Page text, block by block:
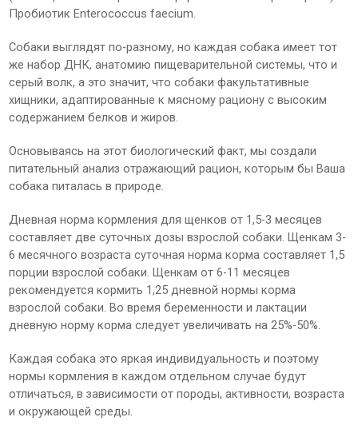
Пробиотик Enterococcus faecium.
Собаки выглядят по-разному, но каждая собака имеет тот
же набор ДНК, анатомию пищеварительной системы, что и
серый волк, а это значит, что собаки факультативные
хищники, адаптированные к мясному рациону с высоким
содержанием белков и жиров.
Основываясь на этот биологический факт, мы создали
питательный анализ отражающий рацион, которым бы Ваша
собака питалась в природе.
Дневная норма кормления для щенков от 1,5-3 месяцев
составляет две суточных дозы взрослой собаки. Щенкам 3-
6 месячного возраста суточная норма корма составляет 1,5
порции взрослой собаки. Щенкам от 6-11 месяцев
рекомендуется кормить 1,25 дневной нормы корма
взрослой собаки. Во время беременности и лактации
дневную норму корма следует увеличивать на 25%-50%.
Каждая собака это яркая индивидуальность и поэтому
нормы кормления в каждом отдельном случае будут
отличаться, в зависимости от породы, активности, возраста
и окружающей среды.